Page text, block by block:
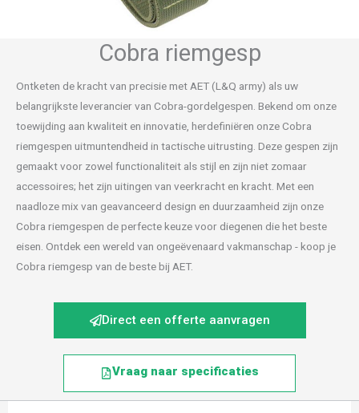
Cobra riemgesp
Ontketen de kracht van precisie met AET (L&Q army) als uw
belangrijkste leverancier van Cobra-gordelgespen. Bekend om onze
toewijding aan kwaliteit en innovatie, herdefiniëren onze Cobra
riemgespen uitmuntendheid in tactische uitrusting. Deze gespen zijn
gemaakt voor zowel functionaliteit als stijl en zijn niet zomaar
accessoires; het zijn uitingen van veerkracht en kracht. Met een
naadloze mix van geavanceerd design en duurzaamheid zijn onze
Cobra riemgespen de perfecte keuze voor diegenen die het beste
eisen. Ontdek een wereld van ongeëvenaard vakmanschap - koop je
Cobra riemgesp van de beste bij AET.
Direct een offerte aanvragen
Vraag naar specificaties